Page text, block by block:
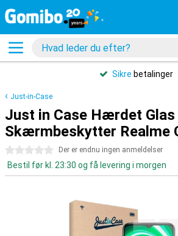
Sikre betalinger
Just-in-Case
Just in Case Hærdet Glas
Skærmbeskytter Realme
0 stjerner Der er endnu ingen anmeldelser
Bestil før kl. 23:30 og få levering i morgen